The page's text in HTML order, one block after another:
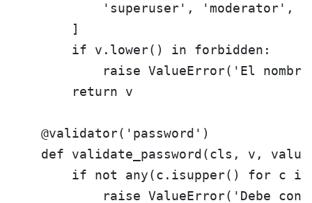
'superuser', 'moderator',
        ]
        if v.lower() in forbidden:
raise ValueError('El
        return v
    @validator('password')
def validate_password(cls, v,
if not any(c.isupper() for c
raise ValueError('Debe